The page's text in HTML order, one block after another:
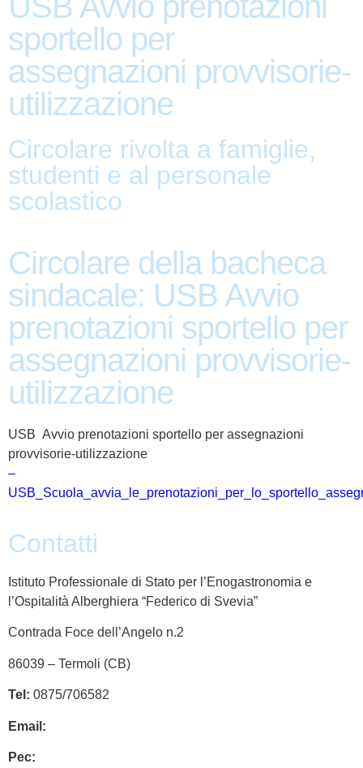
sportello per
assegnazioni provvisorie-
utilizzazione
Circolare rivolta a famiglie,
studenti e al personale
scolastico
Circolare della bacheca
sindacale: USB Avvio
prenotazioni sportello per
assegnazioni provvisorie-
utilizzazione
USB Avvio prenotazioni sportello per assegnazioni
provvisorie-utilizzazione
–
Contatti
Istituto Professionale di Stato per l’Enogastronomia e
l’Ospitalità Alberghiera “Federico di Svevia”
Contrada Foce dell’Angelo n.2
86039 – Termoli (CB)
Tel: 0875/706582
Email:
Pec: